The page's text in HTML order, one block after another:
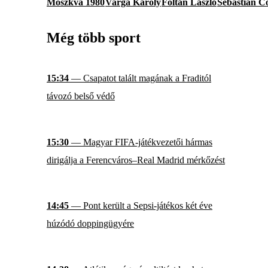
Moszkva 1980Varga KárolyFoltán LászlóSebastian
Még több sport
15:34 — Csapatot talált magának a Fraditól
távozó belső védő
15:30 — Magyar FIFA-játékvezetői hármas
dirigálja a Ferencváros–Real Madrid mérkőzést
14:45 — Pont került a Sepsi-játékos két éve
húzódó doppingügyére